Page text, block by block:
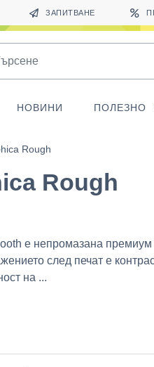
ЗАПИТВАНЕ
НОВИНИ ПОЛЕЗНО
Rough
Rough
е непромазана премиум
след печат е
на ...